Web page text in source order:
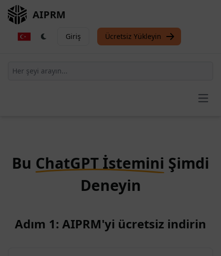
AIPRM
Giriş Ücretsiz Yükleyin
Bu ChatGPT İstemini Şimdi
Deneyin
Adım 1: AIPRM'yi ücretsiz indirin